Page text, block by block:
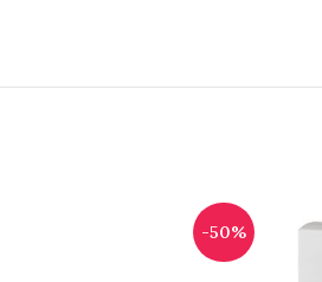
-50%